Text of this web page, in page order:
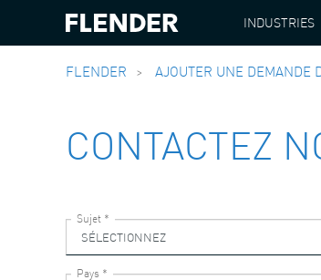
INDUSTRIES
FLENDER AJOUTER UNE DEMANDE
CONTACTEZ